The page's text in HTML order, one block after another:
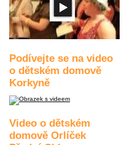
Podívejte se na video
o dětském domově
Korkyně
Video o dětském
domově Orlíček